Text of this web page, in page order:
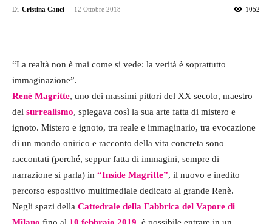
Di Cristina Canci - 12 Ottobre 2018 1052
“La realtà non è mai come si vede: la verità è soprattutto
immaginazione”.
René Magritte, uno dei massimi pittori del XX secolo, maestro
del surrealismo, spiegava così la sua arte fatta di mistero e
ignoto. Mistero e ignoto, tra reale e immaginario, tra evocazione
di un mondo onirico e racconto della vita concreta sono
raccontati (perché, seppur fatta di immagini, sempre di
narrazione si parla) in “Inside Magritte”, il nuovo e inedito
percorso espositivo multimediale dedicato al grande Renè.
Negli spazi della Cattedrale della Fabbrica del Vapore di